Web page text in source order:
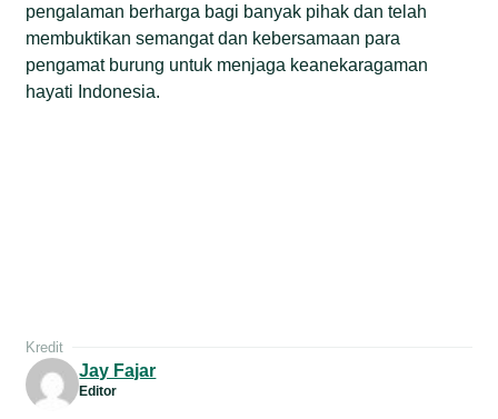
pengalaman berharga bagi banyak pihak dan telah
membuktikan semangat dan kebersamaan para
pengamat burung untuk menjaga keanekaragaman
hayati Indonesia.
Kredit
Jay Fajar
Editor